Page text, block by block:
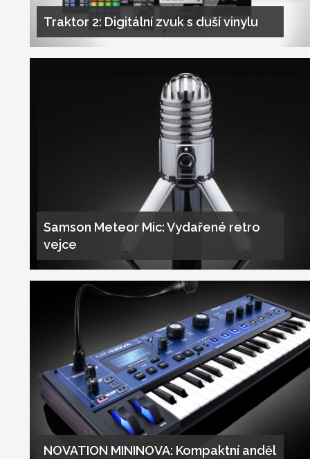
Traktor 2: Digitální zvuk s duší vinylu
Samson Meteor Mic: Vydařené retro
vejce
NOVATION MININOVA: Kompaktní anděl